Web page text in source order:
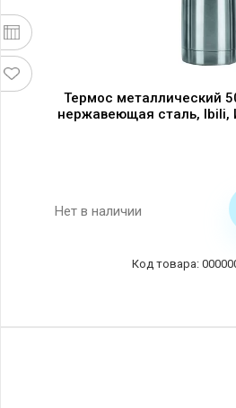
Термос металлический
нержавеющая сталь, Ibili,
Нет в наличии